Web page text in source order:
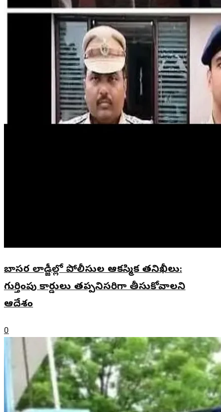
బాసర లాడ్జీల్లో పోలీసుల ఆకస్మిక తనిఖీలు:
గుర్తింపు కార్డులు తప్పనిసరిగా తీసుకోవాలని
ఆదేశం
0